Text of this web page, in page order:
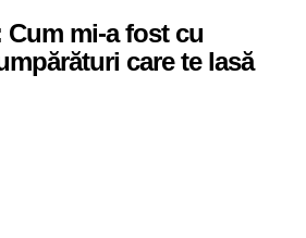
Cum mi-a fost cu
care te lasă